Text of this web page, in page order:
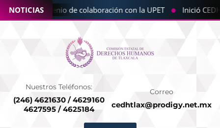
NOTICIAS
CEDHT convenio de colaboración con la UPET ● Inició
Nuestros Teléfonos:
(246) 4621630 / 4629160
4627595 / 4625184
Correo
cedhtlax@prodigy.net.mx